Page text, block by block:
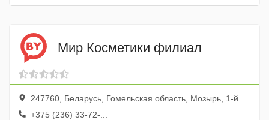
Мир Косметики филиал
247760, Беларусь, Гомельская область, Мозырь, 1-й Березовый переулок, 12
+375 (236) 33-72-...